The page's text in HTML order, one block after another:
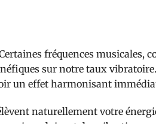
fréquences musicales,
sur notre taux
un effet harmonisant
naturellement votre